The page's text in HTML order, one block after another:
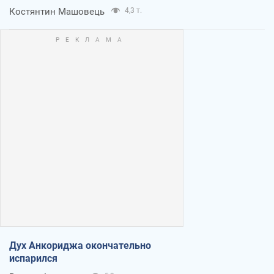
Костянтин Машовець 4,3 т.
Дух Анкориджа окончательно
испарился